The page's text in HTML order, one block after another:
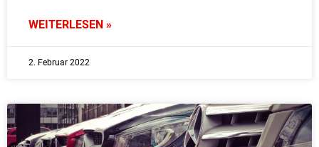
WEITERLESEN »
2. Februar 2022